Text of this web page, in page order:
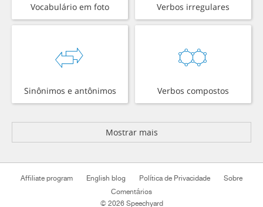
Vocabulário em foto Verbos irregulares
Sinônimos e antônimos Verbos compostos
Mostrar mais
Affiliate program English blog Política de Privacidade
Sobre
Comentários
© 2026 Speechyard